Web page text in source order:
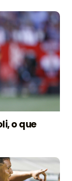
o que